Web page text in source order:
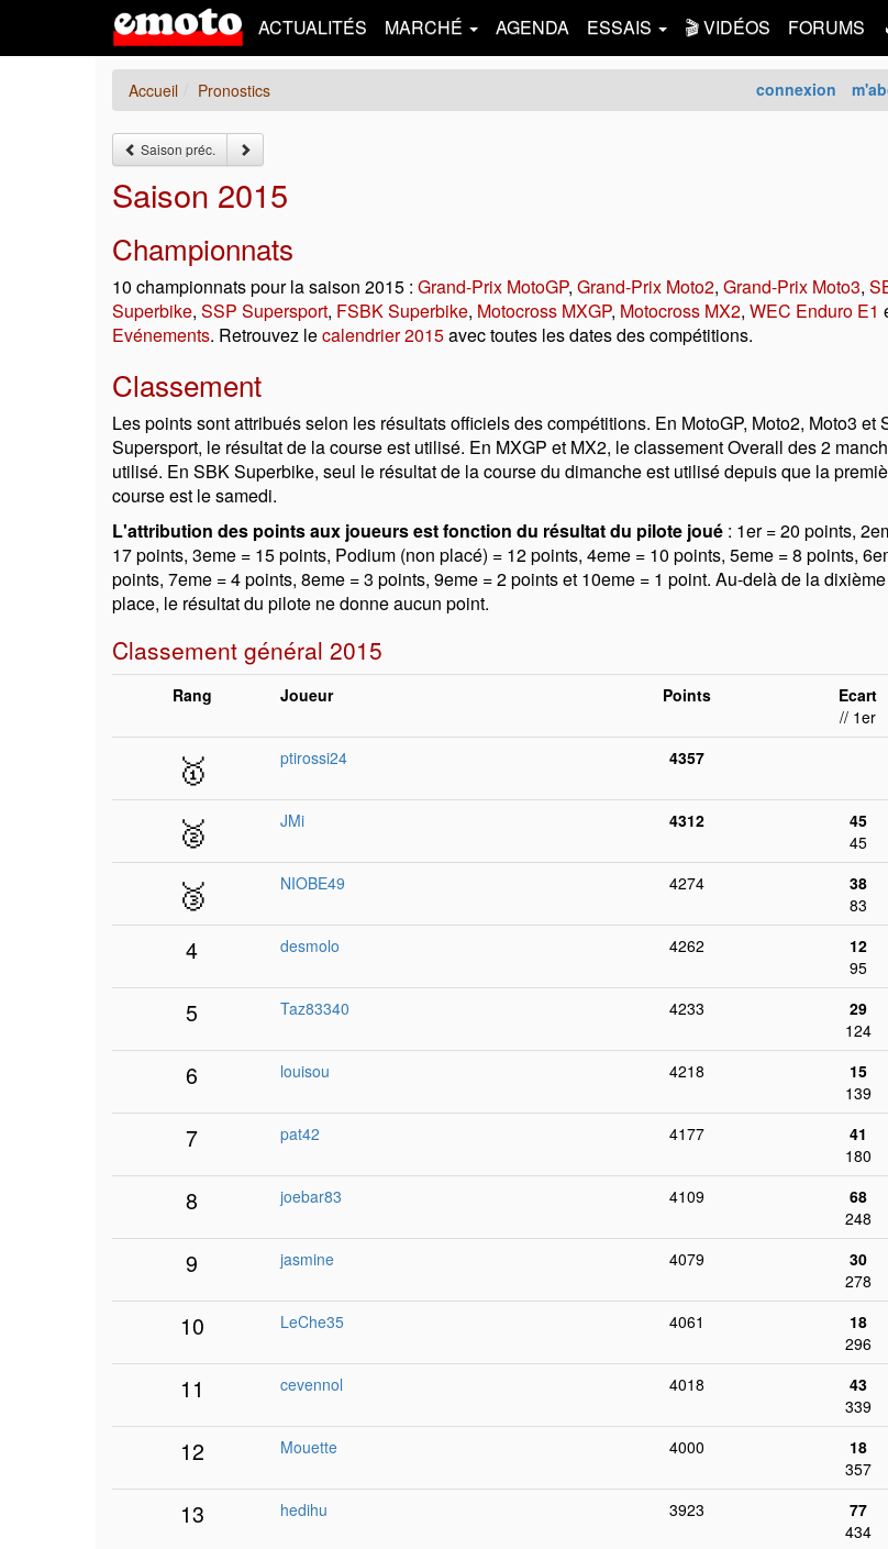
ACTUALITÉS MARCHÉ AGENDA ESSAIS 🎬 VIDÉOS FORUMS
connexion
Accueil Pronostics
Saison préc.
Saison 2015
Championnats
10 championnats pour la saison 2015 : Grand-Prix MotoGP, Grand-Prix Moto2, Grand-Prix Moto3,
Superbike, SSP Supersport, FSBK Superbike, Motocross MXGP, Motocross MX2, WEC Enduro E1
Evénements. Retrouvez lecalendrier 2015avec toutes les dates des compétitions.
Classement
Les points sont attribués selon les résultats officiels des compétitions. En MotoGP, Moto2, Moto3 et
Supersport, le résultat de la course est utilisé. En MXGP et MX2, le classement Overall des 2
utilisé. En SBK Superbike, seul le résultat de la course du dimanche est utilisé depuis que la
course est le samedi.
L'attribution des points aux joueurs est fonction du résultat du pilote joué : 1er = 20 points,
17 points, 3eme = 15 points, Podium (non placé) = 12 points, 4eme = 10 points, 5eme = 8 points,
points, 7eme = 4 points, 8eme = 3 points, 9eme = 2 points et 10eme = 1 point. Au-delà de la dixième
place, le résultat du pilote ne donne aucun point.
Classement général 2015
Rang Joueur Points
Ecart
// 1er
🥇 ptirossi24 4357
🥈 JMi 4312
45
45
🥉 NIOBE49 4274
38
83
4 desmolo 4262
12
95
5 Taz83340 4233
29
124
6 louisou 4218
15
139
7 pat42 4177
41
180
8 joebar83 4109
68
248
9 jasmine 4079
30
278
10 LeChe35 4061
18
296
11 cevennol 4018
43
339
12 Mouette 4000
18
357
13 hedihu 3923
77
434